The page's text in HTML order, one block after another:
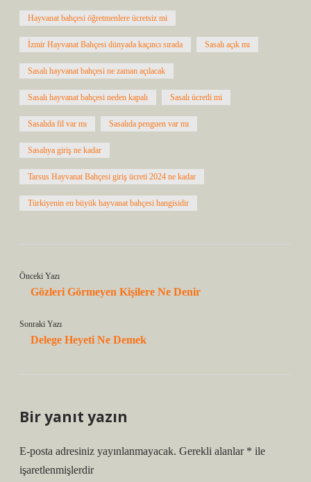
Hayvanat bahçesi öğretmenlere ücretsiz mi
İzmir Hayvanat Bahçesi dünyada kaçıncı sırada Sasalı açık mı
Sasalı hayvanat bahçesi ne zaman açılacak
Sasalı hayvanat bahçesi neden kapalı Sasalı ücretli mi
Sasalıda fil var mı Sasalıda penguen var mı
Sasalıya giriş ne kadar
Tarsus Hayvanat Bahçesi giriş ücreti 2024 ne kadar
Türkiyenin en büyük hayvanat bahçesi hangisidir
Önceki Yazı
Gözleri Görmeyen Kişilere Ne Denir
Sonraki Yazı
Delege Heyeti Ne Demek
Bir yanıt yazın
E-posta adresiniz yayınlanmayacak. Gerekli alanlar * ile
işaretlenmişlerdir